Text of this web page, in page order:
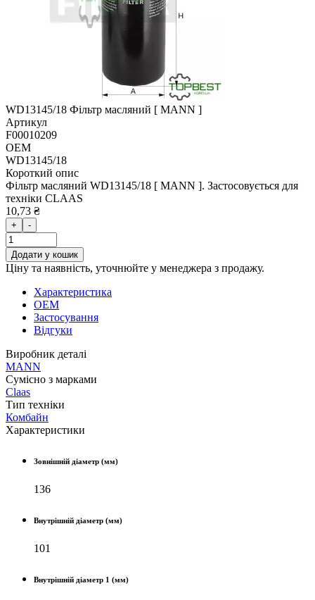
WD13145/18 Фільтр масляний [ MANN ]
Артикул
F00010209
OEM
WD13145/18
Короткий опис
Фільтр масляний WD13145/18 [ MANN ]. Застосовується для
техніки CLAAS
10,73 ₴
+ -
Додати у кошик
Ціну та наявність, уточнюйте у менеджера з продажу.
Характеристика
OEM
Застосування
Відгуки
Виробник деталі
MANN
Сумісно з марками
Claas
Тип техніки
Комбайн
Характеристики
Зовнішній діаметр (мм)
136
Внутрішній діаметр (мм)
101
Внутрішній діаметр 1 (мм)